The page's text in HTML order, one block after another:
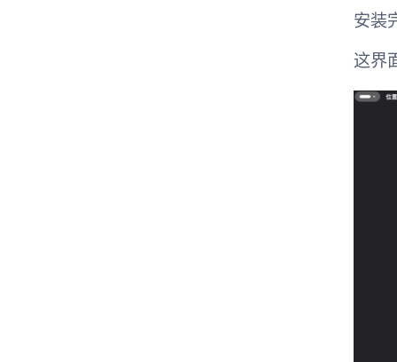
安装
这界